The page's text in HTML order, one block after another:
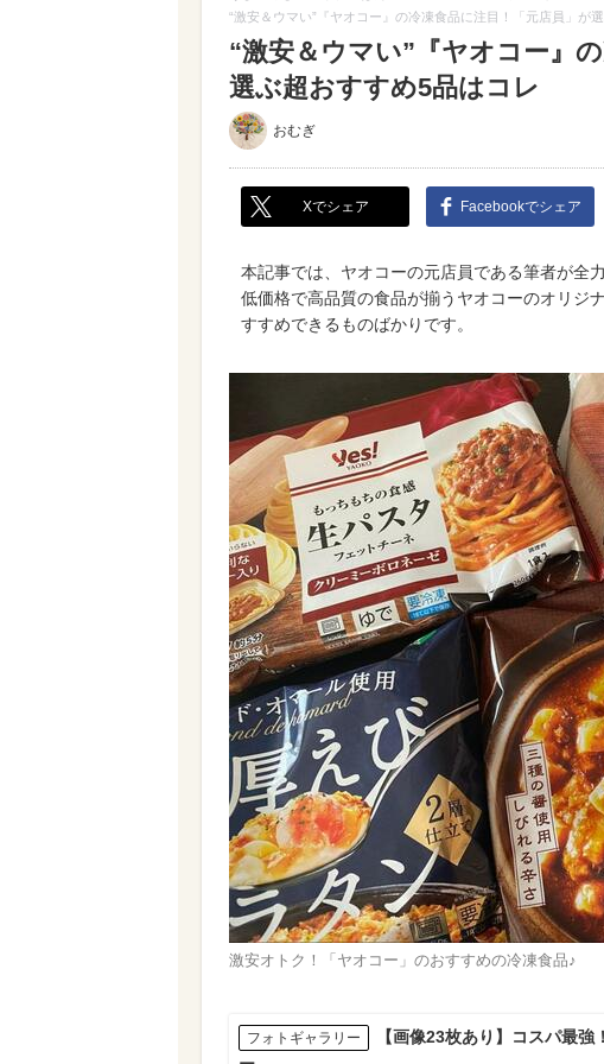
“激安＆ウマい”『ヤオコー』の冷凍食品に注目！「元店員」が
“激安＆ウマい”『ヤオコー』
選ぶ超おすすめ5品はコレ
おむぎ
Xでシェア Facebookでシェア
本記事では、ヤオコーの元店員である筆者が全
低価格で高品質の食品が揃うヤオコーのオリジ
すすめできるものばかりです。
激安オトク！「ヤオコー」のおすすめの冷凍食品♪
フォトギャラリー
【画像23枚あり】コスパ最